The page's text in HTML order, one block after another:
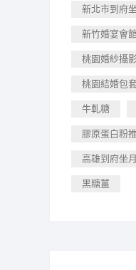
新北市到府
新竹婚宴會
桃園婚紗攝影
桃園結婚包套
牛軋糖
膠原蛋白粉
高雄到府坐
黑糖薑